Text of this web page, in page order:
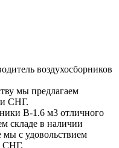
воздухосборников
мы предлагаем
СНГ.
В-1.6 м3 отличного
складе в наличии
с удовольствием
СНГ.